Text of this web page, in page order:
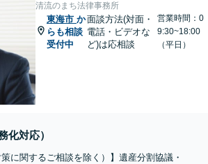
清流のまち法律事務所
東海市 か
らも相談
受付中
面談方法(対面・
電話・ビデオな
ど)は応相談
営業時間：0
9:30~18:00
（平日）
化対応）
に関するご相談を除く）】遺産分割協議・